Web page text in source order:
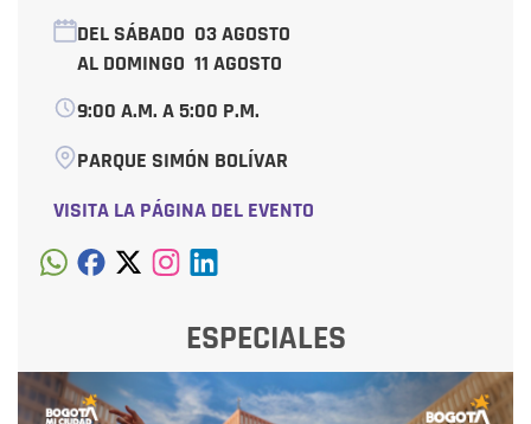
DEL SÁBADO 03 AGOSTO
AL DOMINGO 11 AGOSTO
9:00 A.M. A 5:00 P.M.
PARQUE SIMÓN BOLÍVAR
VISITA LA PÁGINA DEL EVENTO
ESPECIALES